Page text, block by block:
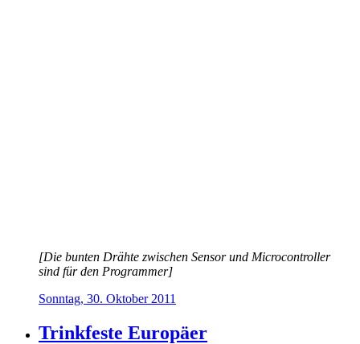
[Die bunten Drähte zwischen Sensor und Microcontroller
sind für den Programmer]
Sonntag, 30. Oktober 2011
Trinkfeste Europäer